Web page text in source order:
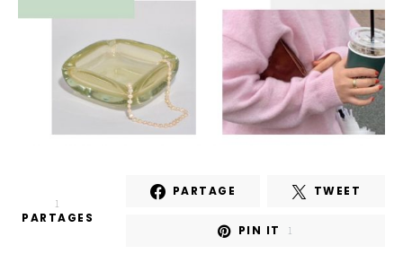
1
PARTAGES
PARTAGE TWEET
PIN IT 1